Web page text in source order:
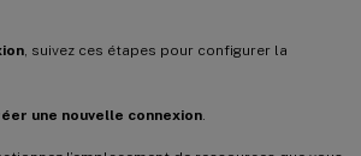
, suivez ces étapes pour configurer la
une nouvelle connexion